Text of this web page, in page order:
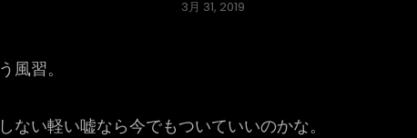
Posted
3月 31, 2019
習。
い軽い嘘なら今でもついていいのかな。